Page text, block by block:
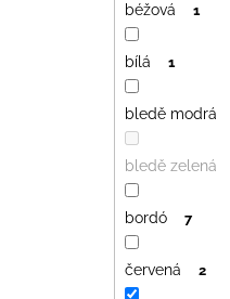
béžová 1
bílá 1
bledě modrá
bledě zelená
bordó 7
červená 2